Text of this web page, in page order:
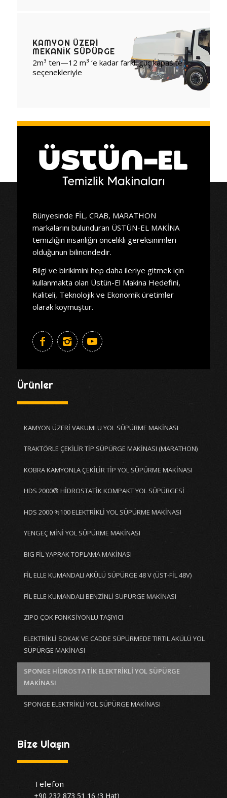
KAMYON ÜZERI
MEKANIK SÜPÜRGE
2m³ ten—12 m³ ‘e kadar farklı güç kapasite
seçenekleriyle
Bünyesinde FİL, CRAB, MARATHON
markalarını bulunduran ÜSTÜN-EL MAKİNA
temizliğin insanlığın öncelikli gereksinimleri
olduğunun bilincindedir.
Bilgi ve birikimini hep daha ileriye gitmek için
kullanmakta olan Üstün-El Makina Hedefini,
Kaliteli, Teknolojik ve Ekonomik üretimler
olarak koymuştur.
Ürünler
KAMYON ÜZERİ VAKUMLU YOL SÜPÜRME MAKİNASI
TRAKTÖRLE ÇEKİLİR TİP SÜPÜRGE MAKİNASI (MARATHON)
KOBRA KAMYONLA ÇEKİLİR TİP YOL SÜPÜRME MAKİNASI
HDS 2000® HİDROSTATİK KOMPAKT YOL SÜPÜRGESİ
HDS 2000 %100 ELEKTRİKLİ YOL SÜPÜRME MAKİNASI
YENGEÇ MİNİ YOL SÜPÜRME MAKİNASI
BIG FİL YAPRAK TOPLAMA MAKİNASI
FİL ELLE KUMANDALI AKÜLÜ SÜPÜRGE 48 V (ÜST-FİL 48V)
FİL ELLE KUMANDALI BENZİNLİ SÜPÜRGE MAKİNASI
ZIPO ÇOK FONKSİYONLU TAŞIYICI
ELEKTRİKLİ SOKAK VE CADDE SÜPÜRMEDE TIRTIL AKÜLÜ YOL
SÜPÜRGE MAKİNASI
SPONGE HİDROSTATİK ELEKTRİKLİ YOL SÜPÜRGE
MAKİNASI
SPONGE ELEKTRİKLİ YOL SÜPÜRGE MAKİNASI
Bize Ulaşın
Telefon
+90 232 873 51 16 (3 Hat)